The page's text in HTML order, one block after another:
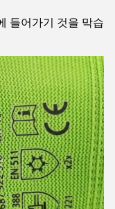
들어가기 것을 막습